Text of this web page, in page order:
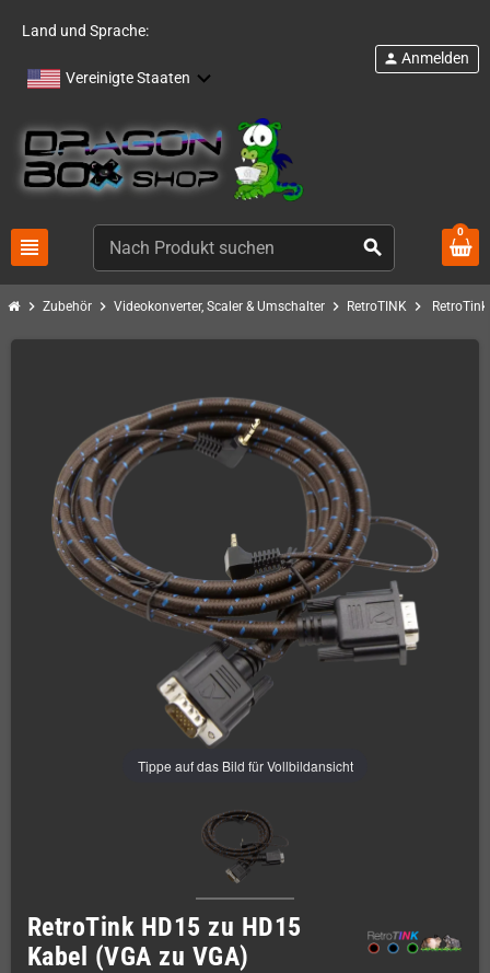
Land und Sprache:
Vereinigte Staaten
view_headline search
person Anmelden
0
chevron_right Zubehör chevron_right Videokonverter, Scaler & Umschalter chevron_right RetroTINK chevron_right
Tippe auf das Bild für Vollbildansicht
RetroTink HD15 zu HD15
Kabel (VGA zu VGA)